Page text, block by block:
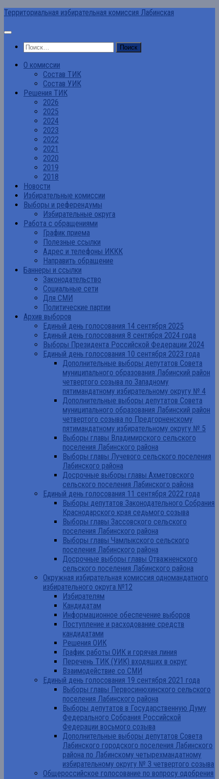
Перейти
содержимому
Территориальная избирательная комиссия Лабинская
Найти:
О комиссии
Состав ТИК
Состав УИК
Решения ТИК
2026
2025
2024
2023
2022
2021
2020
2019
2018
Новости
Избирательные комиссии
Выборы и референдумы
Избирательные округа
Работа с обращениями
График приема
Полезные ссылки
Адрес и телефоны ИККК
Направить обращение
Баннеры и ссылки
Законодательство
Социальные сети
Для СМИ
Политические партии
Архив выборов
Единый день голосования 14 сентября 2025
Единый день голосования 8 сентября 2024 года
Выборы Президента Российской Федерации 2024
Единый день голосования 10 сентября 2023 года
Дополнительные выборы депутатов Совета
муниципального образования Лабинский район
четвертого созыва по Западному
пятимандатному избирательному округу № 4
Дополнительные выборы депутатов Совета
муниципального образования Лабинский район
четвертого созыва по Предгорненскому
пятимандатному избирательному округу № 5
Выборы главы Владимирского сельского
поселения Лабинского района
Выборы главы Лучевого сельского поселения
Лабинского района
Досрочные выборы главы Ахметовского
сельского поселения Лабинского района
Единый день голосования 11 сентября 2022 года
Выборы депутатов Законодательного Собрания
Краснодарского края седьмого созыва
Выборы главы Зассовского сельского
поселения Лабинского района
Выборы главы Чамлыкского сельского
поселения Лабинского района
Досрочные выборы главы Отважненского
сельского поселения Лабинского района
Окружная избирательная комиссия одномандатного
избирательного округа №12
Избирателям
Кандидатам
Информационное обеспечение выборов
Поступление и расходование средств
кандидатами
Решения ОИК
График работы ОИК и горячая линия
Перечень ТИК (УИК) входящих в округ
Взаимодействие со СМИ
Единый день голосования 19 сентября 2021 года
Выборы главы Первосинюхинского сельского
поселения Лабинского района
Выборы депутатов в Государственную Думу
Федерального Собрания Российской
Федерации восьмого созыва
Дополнительные выборы депутатов Совета
Лабинского городского поселения Лабинского
района по Лабинскому четырехмандатному
избирательному округу № 3 четвертого созыва
Общероссийское голосование по вопросу одобрения